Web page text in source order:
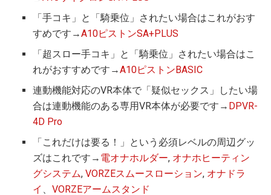
「手コキ」と「騎乗位」されたい場合はこれがおす
すめです→A10ピストンSA+PLUS
「超スロー手コキ」と「騎乗位」されたい場合はこ
れがおすすめです→A10ピストンBASIC
連動機能対応のVR本体で「疑似セックス」したい場
合は連動機能のある専用VR本体が必要です→ DPVR-
4D Pro
「これだけは要る！」という必須レベルの周辺グッ
ズはこれです→ 電オナホルダー, オナホヒーティン
グシステム,VORZEスムースローション, オナドラ
イ
、VORZEアームスタンド